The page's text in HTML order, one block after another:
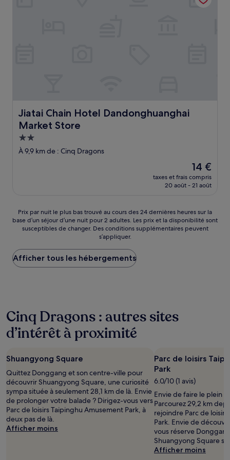
Jiatai Chain Hotel Dandonghuanghai
Market Store
Jiatai Chain Hotel Dandonghuanghai Market Store
Hébergement
2.0 étoiles
À 9,9 km de : Cinq Dragons
Le
nouveau
prix
14 €
14 €
taxes et frais compris
20 août - 21 août
Prix
par
nuit
plus
bas
trouvé
heures
sur
la
séjour
d’une
nuit
pour
2 adultes.
Les
prix
et
la
Prix par nuit le plus bas trouvé au cours des 24 dernières heures sur la
base d’un séjour d’une nuit pour 2 adultes. Les prix et la disponibilité sont
susceptibles de changer. Des conditions supplémentaires peuvent
s’appliquer.
Afficher tous les hébergements
Cinq Dragons : autres sites
d’intérêt à proximité
Shuangyong Square
Quittez Donggang et son centre-ville pour
découvrir Shuangyong Square, une curiosité
sympa située à seulement 28,1 km de là. Envie
de prolonger votre balade ? Dirigez-vous vers
Parc de loisirs Taipinghu Amusement Park, à
deux pas de là.
Afficher moins
Parc de loisirs
Park
6.0/10 (1 avis)
Envie de faire le plein
Parcourez 29,2 km
rejoindre Parc de
Park. Envie de
vous réserve
Shuangyong Square
Afficher moins